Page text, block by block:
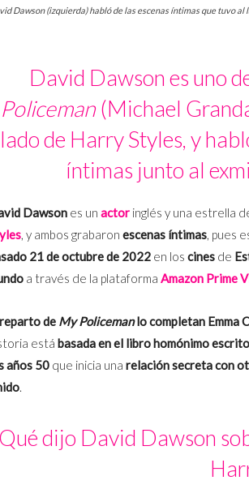
Dawson (izquierda) habló de las escenas íntimas que tuvo
David Dawson es uno
Policeman(Michael
lado de Harry Styles, y
íntimas junto al
Dawson es un actor inglés y una estrella
, y ambos grabaron escenas íntimas, pues
21 de octubre de 2022 en los cines de
a través de la plataforma Amazon Prime
reparto de My Policemanlo completan Emma
está basada en el libro homónimo
años 50 que inicia una relación secreta con
.
dijo David Dawson